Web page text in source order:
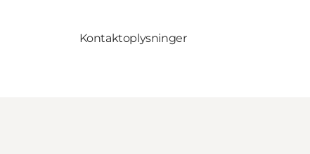
Kontaktoplysninger